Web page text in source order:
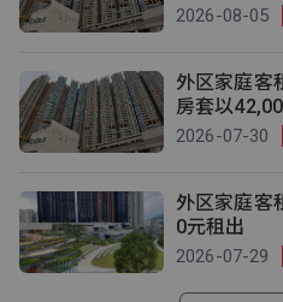
2026-08-05
外区家庭客
房套以
2026-07-30
外区家庭客
0元租出
2026-07-29